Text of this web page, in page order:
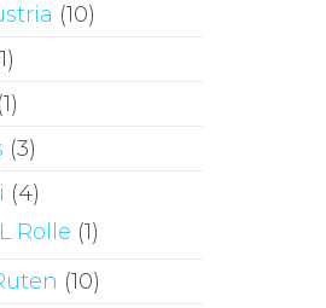
(10)
(1)
(3)
(4)
Rolle (1)
(10)